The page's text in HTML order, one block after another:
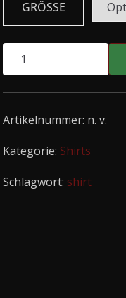
GRÖSSE
RUIN
Shirt
Menge
Artikelnummer: n. v.
Kategorie: Shirts
Schlagwort: shirt